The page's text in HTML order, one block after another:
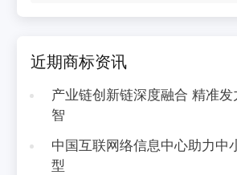
近期商标资讯
产业链创新链深度融合 精准
智
中国互联网络信息中心助力中
型